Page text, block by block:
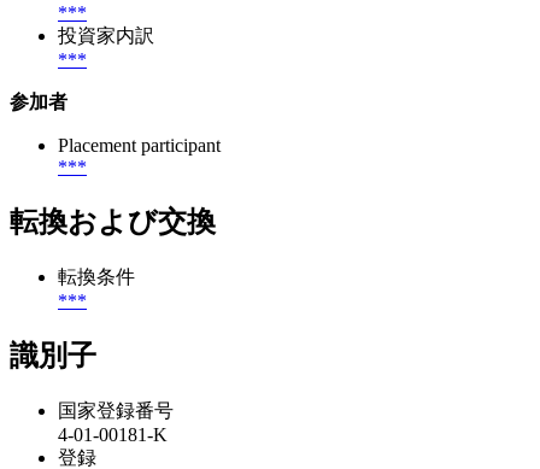
***
投資家内訳
***
参加者
Placement participant
***
転換および交換
転換条件
***
識別子
国家登録番号
4-01-00181-K
登録